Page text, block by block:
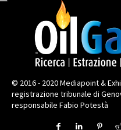
© 2016 - 2020 Mediapoint &
registrazione tribunale di
responsabile Fabio Potestà